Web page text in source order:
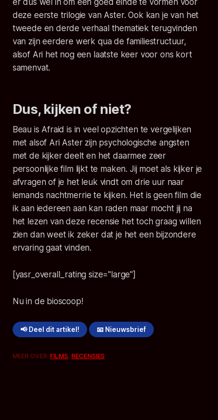
deze eerste trilogie van Aster. Ook kan je van het
tweede en derde verhaal thematiek terugvinden
van zijn eerdere werk qua de familiestructuur,
alsof Ari het nog een laatste keer voor ons kort
samenvat.
Dus, kijken of niet?
Beau is Afraid is in veel opzichten te vergelijken
met alsof Ari Aster zijn psychologische angsten
met de kijker deelt en het daarmee zeer
persoonlijke film lijkt te maken. Jij moet als kijker je
afvragen of je het leuk vindt om drie uur naar
iemands nachtmerrie te kijken. Het is geen film die
ik aan iedereen aan kan raden maar mocht jij na
het lezen van deze recensie het toch graag willen
zien dan weet ik zeker dat je het een bijzondere
ervaring gaat vinden.
[yasr_overall_rating size="large"]
Nu in de bioscoop!
📢 Deel dit artikel! 📧 Nieuwsbrief
MEER OVER:FILMS,RECENSIES